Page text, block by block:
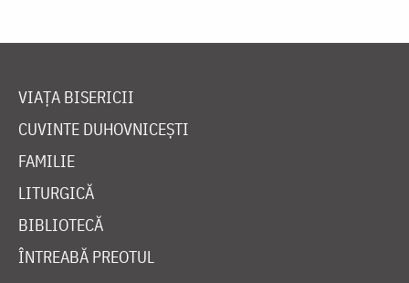
VIAȚA BISERICII
CUVINTE DUHOVNICEȘTI
FAMILIE
LITURGICĂ
BIBLIOTECĂ
ÎNTREABĂ PREOTUL